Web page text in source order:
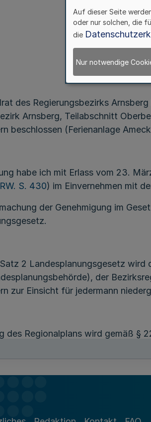
des Regierungsbezirks
Arnsberg, Teilabschnitt
beschlossen (Ferienanlage
habe ich mit Erlass vom 23.
S. 430) im Einvernehmen mit
der Genehmigung im
2 Landesplanungsgesetz
der
zur Einsicht für jedermann
des Regionalplans wird gemäß §
bei raumbedeutsamen
sind sie nach Maßgabe
Auf dieser Seite
oder nur solchen, die
die
Nur notwendige